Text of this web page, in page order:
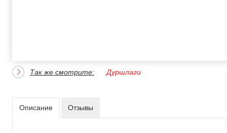
Так же смотрите: Дуршлаги
Описание Отзывы